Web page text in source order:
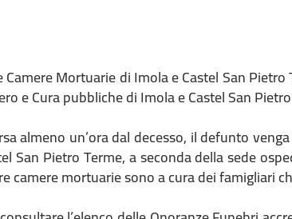
Mortuarie di Imola e Castel San
e Cura pubbliche di Imola e Castel San
almeno un’ora dal decesso, il defunto
San Pietro Terme, a seconda della sede
camere mortuarie sono a cura dei famigliari